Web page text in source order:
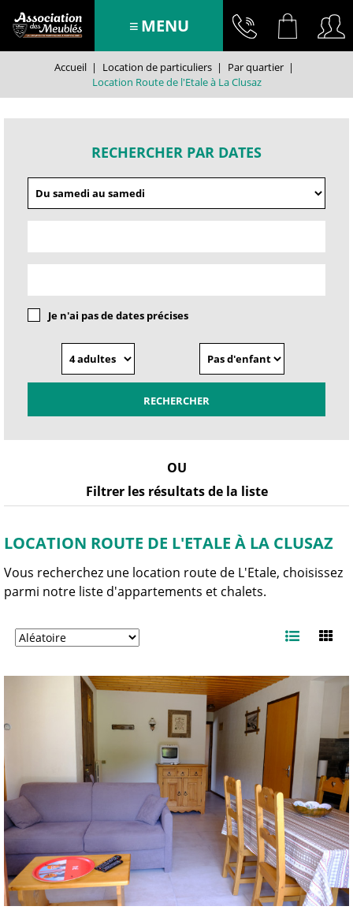
MENU
Accueil | Location de particuliers | Par quartier |
Location Route de l'Etale à La Clusaz
RECHERCHER PAR DATES
Je n'ai pas de dates précises
OU
Filtrer les résultats de la liste
LOCATION ROUTE DE L'ETALE À LA CLUSAZ
Vous recherchez une location route de L'Etale, choisissez
parmi notre liste d'appartements et chalets.